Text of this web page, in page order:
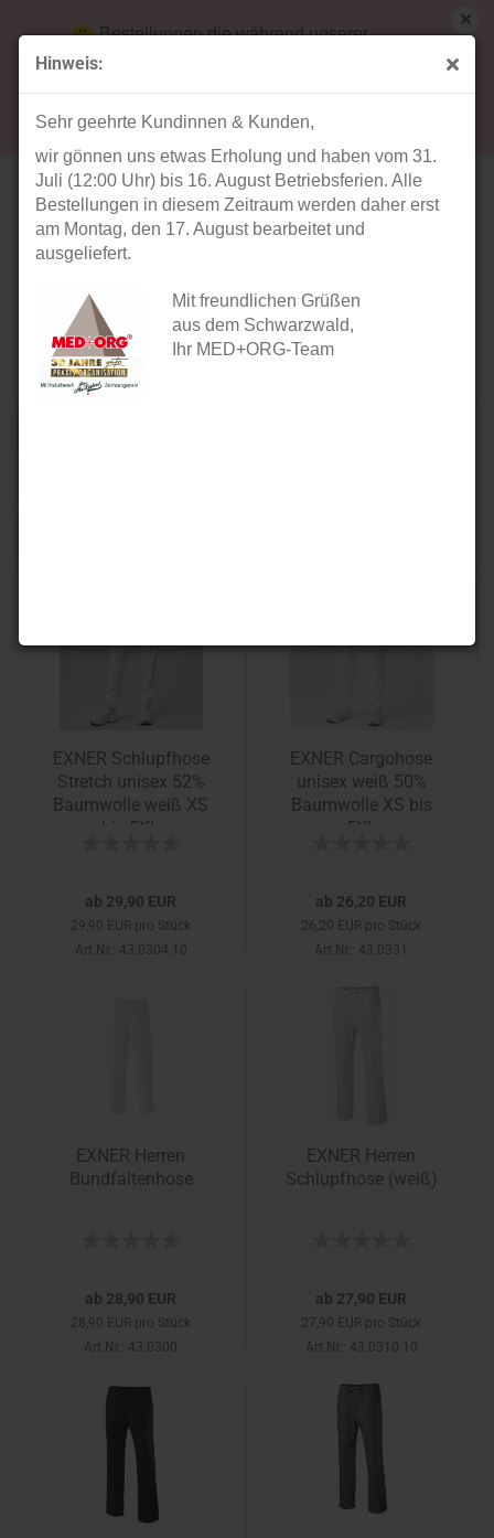
Hinweis:
Sehr geehrte Kundinnen & Kunden,
wir gönnen uns etwas Erholung und haben vom 31.
Juli (12:00 Uhr) bis 16. August Betriebsferien. Alle
Bestellungen in diesem Zeitraum werden daher erst
am Montag, den 17. August bearbeitet und
ausgeliefert.
Mit freundlichen Grüßen
aus dem Schwarzwald,
Ihr MED+ORG-Team
Bestellungen die während unserer
Betriebsferien (31. Juli ab 12:00 Uhr bis 16.
EXNER Schlupfhose
Stretch unisex 52%
Baumwolle weiß XS
bis 5XL
ab 29,90 EUR
29,90 EUR pro Stück
Art.Nr.: 43.0304.10
EXNER Cargohose
unisex weiß 50%
Baumwolle XS bis
5XL
ab 26,20 EUR
26,20 EUR pro Stück
Art.Nr.: 43.0331
EXNER Herren
Bundfaltenhose
ab 28,90 EUR
28,90 EUR pro Stück
Art.Nr.: 43.0300
EXNER Herren
Schlupfhose (weiß)
ab 27,90 EUR
27,90 EUR pro Stück
Art.Nr.: 43.0310.10